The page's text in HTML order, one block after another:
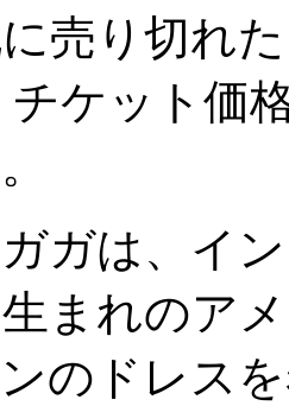
売り切れ
チケット価
ガは、イ
まれのア
のドレス